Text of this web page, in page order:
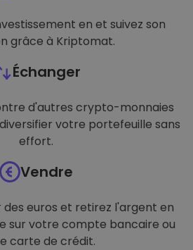
en et suivez son
grâce à Kriptomat.
Échanger
d'autres crypto-monnaies
votre portefeuille sans
effort.
Vendre
euros et retirez l'argent en
sur votre compte bancaire ou
carte de crédit.